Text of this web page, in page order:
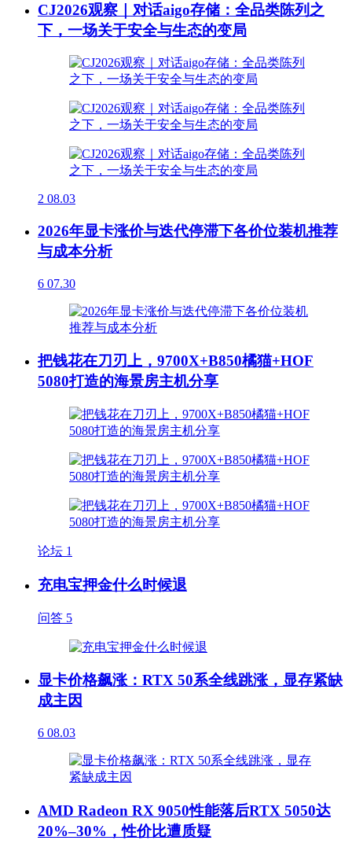
CJ2026观察｜对话aigo存储：全品类陈列之
下，一场关于安全与生态的变局
2 08.03
2026年显卡涨价与迭代停滞下各价位装机推荐
与成本分析
6 07.30
把钱花在刀刃上，9700X+B850橘猫+HOF
5080打造的海景房主机分享
论坛 1
充电宝押金什么时候退
问答 5
显卡价格飙涨：RTX 50系全线跳涨，显存紧缺
成主因
6 08.03
AMD Radeon RX 9050性能落后RTX 5050达
20%–30%，性价比遭质疑